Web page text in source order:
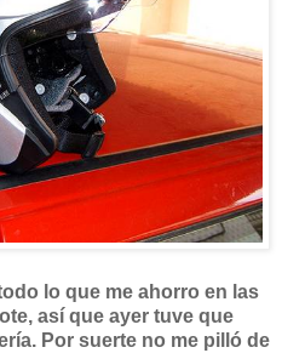
lo que me ahorro en las
así que ayer tuve que
Por suerte no me pilló de